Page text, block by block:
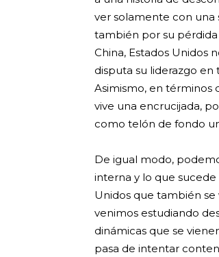
ver solamente con una
también por su
China, Estados Unidos
disputa su liderazgo
Asimismo, en términos
vive una encrucijada,
como telón de fondo
De igual modo,
interna y lo que sucede
Unidos que también se
venimos estudiando
dinámicas que se
pasa de intentar